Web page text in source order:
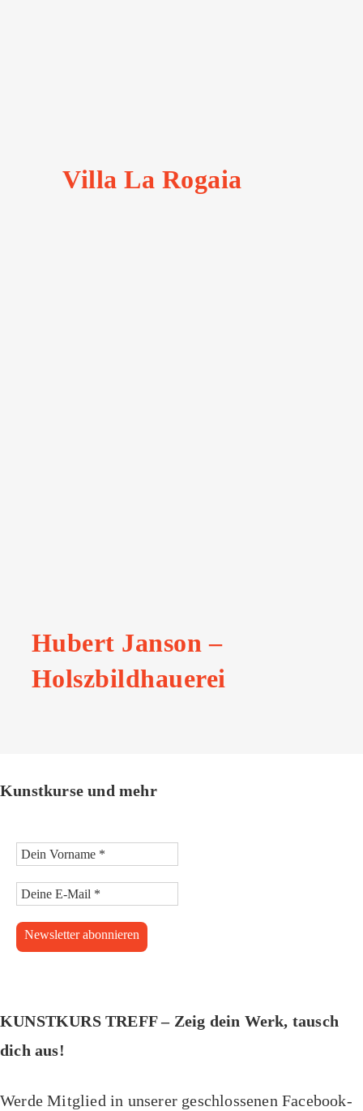
Villa La Rogaia
Hubert Janson –
Holszbildhauerei
Kunstkurse und mehr
KUNSTKURS TREFF – Zeig dein Werk, tausch
dich aus!
Werde Mitglied in unserer geschlossenen Facebook-